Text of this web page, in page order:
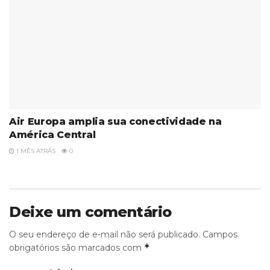
Air Europa amplia sua conectividade na
América Central
1 MÊS ATRÁS 0
Deixe um comentário
O seu endereço de e-mail não será publicado. Campos
obrigatórios são marcados com *